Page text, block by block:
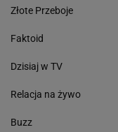
Złote Przeboje
Faktoid
Dzisiaj w TV
Relacja na żywo
Buzz